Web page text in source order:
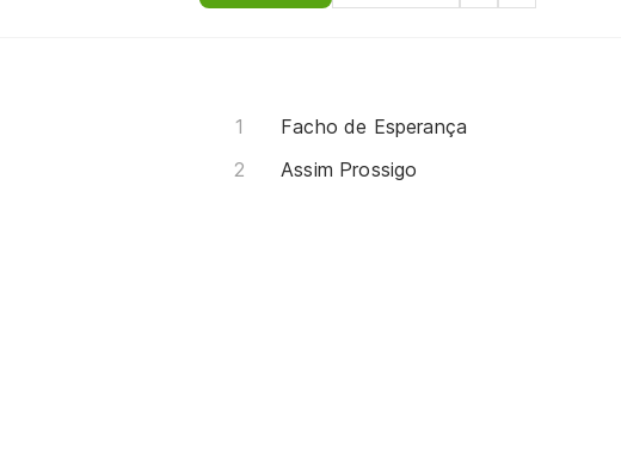
Facho de Esperança
Assim Prossigo